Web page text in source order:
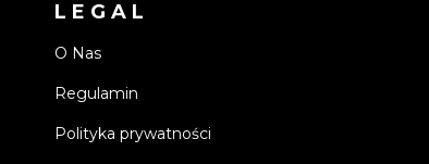
LEGAL
O Nas
Regulamin
Polityka prywatności